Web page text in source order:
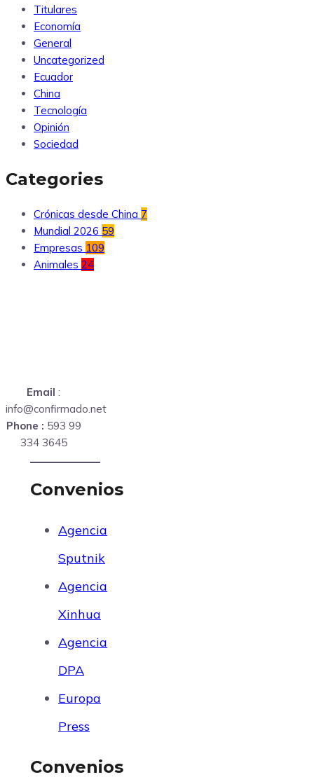
Titulares
Economía
General
Uncategorized
Ecuador
China
Tecnología
Opinión
Sociedad
Categories
Crónicas desde China 7
Mundial 2026 59
Empresas 109
Animales 24
Email :
info@confirmado.net
Phone : 593 99
334 3645
Convenios
Agencia
Sputnik
Agencia
Xinhua
Agencia
DPA
Europa
Press
Convenios